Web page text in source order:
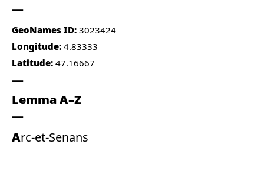
GeoNames ID: 3023424
Longitude: 4.83333
Latitude: 47.16667
Lemma A–Z
Arc-et-Senans